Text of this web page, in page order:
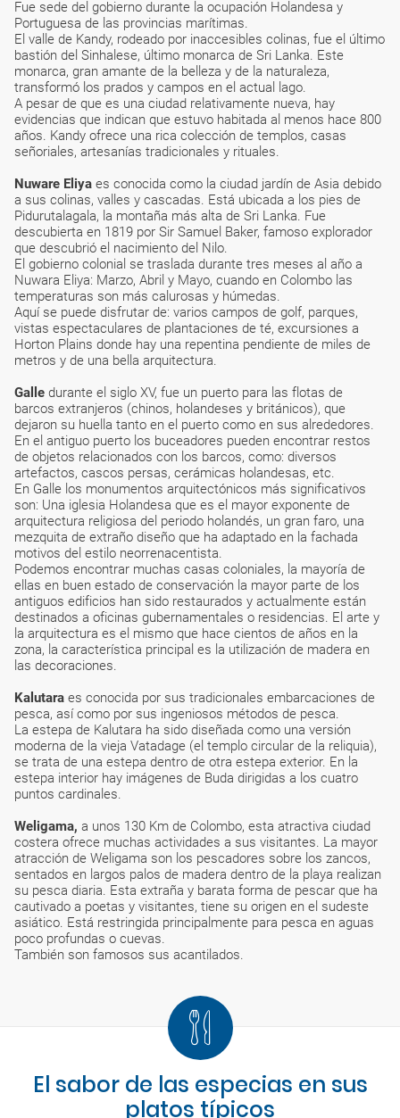
Fue sede del gobierno durante la ocupación Holandesa y
Portuguesa de las provincias marítimas.
El valle de Kandy, rodeado por inaccesibles colinas, fue el último
bastión del Sinhalese, último monarca de Sri Lanka. Este
monarca, gran amante de la belleza y de la naturaleza,
transformó los prados y campos en el actual lago.
A pesar de que es una ciudad relativamente nueva, hay
evidencias que indican que estuvo habitada al menos hace 800
años. Kandy ofrece una rica colección de templos, casas
señoriales, artesanías tradicionales y rituales.
Nuware Eliya es conocida como la ciudad jardín de Asia debido
a sus colinas, valles y cascadas. Está ubicada a los pies de
Pidurutalagala, la montaña más alta de Sri Lanka. Fue
descubierta en 1819 por Sir Samuel Baker, famoso explorador
que descubrió el nacimiento del Nilo.
El gobierno colonial se traslada durante tres meses al año a
Nuwara Eliya: Marzo, Abril y Mayo, cuando en Colombo las
temperaturas son más calurosas y húmedas.
Aquí se puede disfrutar de: varios campos de golf, parques,
vistas espectaculares de plantaciones de té, excursiones a
Horton Plains donde hay una repentina pendiente de miles de
metros y de una bella arquitectura.
Galle durante el siglo XV, fue un puerto para las flotas de
barcos extranjeros (chinos, holandeses y británicos), que
dejaron su huella tanto en el puerto como en sus alrededores.
En el antiguo puerto los buceadores pueden encontrar restos
de objetos relacionados con los barcos, como: diversos
artefactos, cascos persas, cerámicas holandesas, etc.
En Galle los monumentos arquitectónicos más significativos
son: Una iglesia Holandesa que es el mayor exponente de
arquitectura religiosa del periodo holandés, un gran faro, una
mezquita de extraño diseño que ha adaptado en la fachada
motivos del estilo neorrenacentista.
Podemos encontrar muchas casas coloniales, la mayoría de
ellas en buen estado de conservación la mayor parte de los
antiguos edificios han sido restaurados y actualmente están
destinados a oficinas gubernamentales o residencias. El arte y
la arquitectura es el mismo que hace cientos de años en la
zona, la característica principal es la utilización de madera en
las decoraciones.
Kalutara es conocida por sus tradicionales embarcaciones de
pesca, así como por sus ingeniosos métodos de pesca.
La estepa de Kalutara ha sido diseñada como una versión
moderna de la vieja Vatadage (el templo circular de la reliquia),
se trata de una estepa dentro de otra estepa exterior. En la
estepa interior hay imágenes de Buda dirigidas a los cuatro
puntos cardinales.
Weligama, a unos 130 Km de Colombo, esta atractiva ciudad
costera ofrece muchas actividades a sus visitantes. La mayor
atracción de Weligama son los pescadores sobre los zancos,
sentados en largos palos de madera dentro de la playa realizan
su pesca diaria. Esta extraña y barata forma de pescar que ha
cautivado a poetas y visitantes, tiene su origen en el sudeste
asiático. Está restringida principalmente para pesca en aguas
poco profundas o cuevas.
También son famosos sus acantilados.
El sabor de las especias en sus
platos típicos